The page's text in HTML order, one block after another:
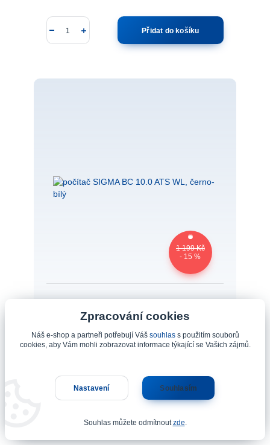
Přidat do košíku
1 199 Kč
- 15 %
počítač SIGMA BC 10.0 ATS WL, černo-bílý
Číslo produktu: 38915-kc bezdrátové
jízdy, celkové kilometry, hodiny, průměrná
rychlost, porovnání akt./prům. rychlosti,
celková doba jízdy, max. rychlost, teplota...
1 019 Kč
Zpracování cookies
Náš e-shop a partneři potřebují Váš souhlass použitím souborů
cookies, aby Vám mohli zobrazovat informace týkající se Vašich zájmů.
Nastavení Souhlasím
Souhlas můžete odmítnoutzde